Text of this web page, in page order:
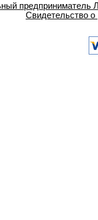
предприниматель
Свидетельство